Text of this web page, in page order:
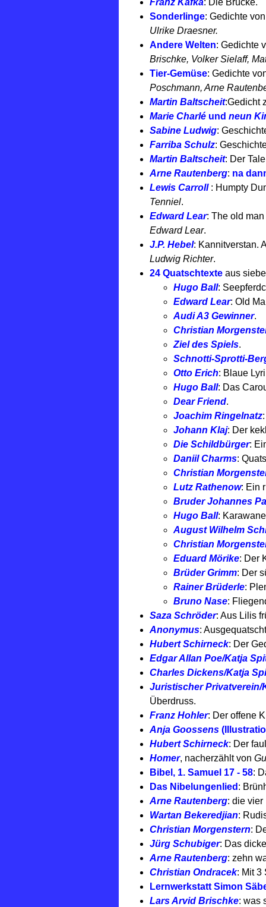
Franz Kafka: Die Brücke.
Sonderlinge: Gedichte
Ulrike Draesner.
Andere Welten: Gedichte
Brischke, Volker Sielaff,
Tier-Gemüse: Gedichte
Poschmann, Arne
Martin Baltscheit:Gedicht
Marie Charlé und neun
Sabine Ludwig:
Farriba Schulz:
Martin Baltscheit: Der
Arne Rautenberg: na
Lewis Carroll : Humpty
Tenniel.
Edward Lear: The old
Edward Lear.
J.P. Hebel: Kannitverstan.
Ludwig Richter.
24 Quatschtexte aus
Hugo Ball:
Edward Lear: Old
Audi A3 Gewinner.
Christian
Ziel des Spiels.
Schnotti-Sprotti-
Otto Erich: Blaue
Hugo Ball: Das
Dear Friend.
Joachim Ringelnatz
Johann Klaj: Der
Die Schildbürger:
Daniil Charms:
Christian
Lutz Rathenow: Ein
Bruder Johannes
Hugo Ball:
August Wilhelm
Christian
Eduard Mörike: Der
Brüder Grimm: Der
Rainer Brüderle:
Bruno Nase:
Saza Schröder: Aus Lilis
Anonymus:
Hubert Schirneck: Der
Edgar Allan Poe/Katja
Charles Dickens/Katja
Juristischer Privatverein/
Überdruss.
Franz Hohler: Der offene
Anja Goossens
Hubert Schirneck: Der
Homer, nacherzählt von
Bibel, 1. Samuel 17 - 58:
Das Nibelungenlied :
Arne Rautenberg: die
Wartan Bekeredjian:
Christian Morgenstern:
Jürg Schubiger: Das
Arne Rautenberg: zehn
Christian Ondracek: Mit 3
Lernwerkstatt Simon
Lars Arvid Brischke: was